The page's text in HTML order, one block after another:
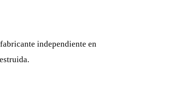
independiente en